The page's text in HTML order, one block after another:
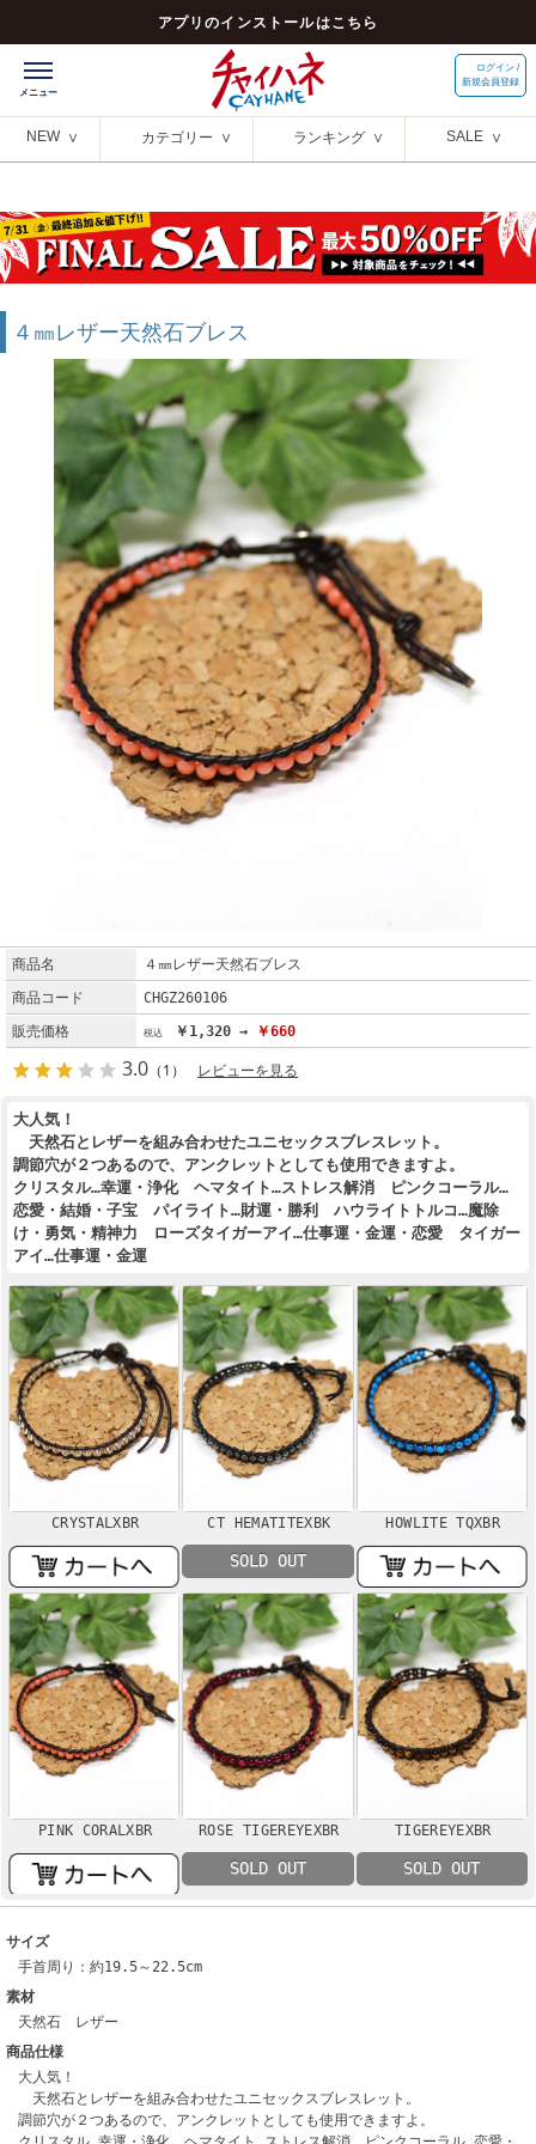
アプリのインストールはこちら
ログイン /
新規会員登録
NEW カテゴリー ランキング SALE
４㎜レザー天然石ブレス
商品名
４㎜レザー天然石ブレス
商品コード
CHGZ260106
販売価格
￥1,320 → ￥660
3.0 （1） レビューを見る
大人気！
天然石とレザーを組み合わせたユニセックスブレスレット。
調節穴が２つあるので、アンクレットとしても使用できますよ。
クリスタル…幸運・浄化 ヘマタイト…ストレス解消 ピンクコーラル…
恋愛・結婚・子宝 パイライト…財運・勝利 ハウライトトルコ…魔除
け・勇気・精神力 ローズタイガーアイ…仕事運・金運・恋愛 タイガー
アイ…仕事運・金運
CRYSTALXBR CT HEMATITEXBK
SOLD OUT
HOWLITE TQXBR
PINK CORALXBR ROSE TIGEREYEXBR
SOLD OUT
TIGEREYEXBR
SOLD OUT
サイズ
手首周り：約19.5～22.5cm
素材
天然石 レザー
商品仕様
大人気！
天然石とレザーを組み合わせたユニセックスブレスレット。
調節穴が２つあるので、アンクレットとしても使用できますよ。